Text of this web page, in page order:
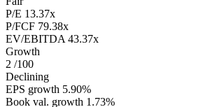
P/E 13.37x
P/FCF 79.38x
EV/EBITDA 43.37x
Growth
2 /100
Declining
EPS growth 5.90%
Book val. growth 1.73%